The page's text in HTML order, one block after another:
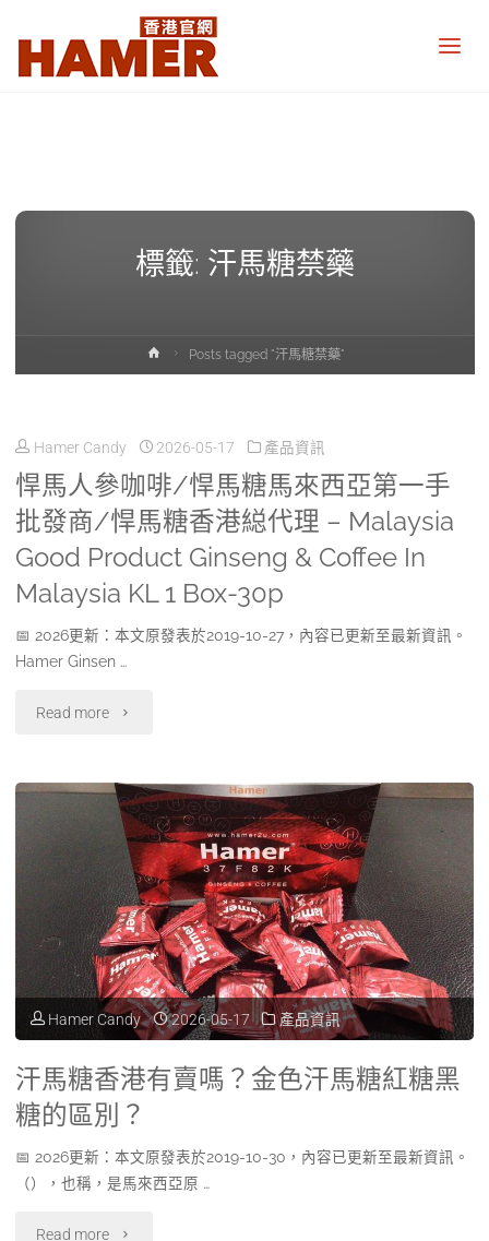
Hong
website
標籤: 汗馬糖禁藥
HomePosts tagged "汗馬糖禁藥"
Hamer Candy 2026-05-17 產品資訊
悍馬人參咖啡/悍馬糖馬來西亞第一手
批發商/悍馬糖香港縂代理 – Malaysia
Good Product Ginseng & Coffee In
Malaysia KL 1 Box-30p
📅 2026更新：本文原發表於2019-10-27，內容已更新至最新資訊。
Hamer Ginsen …
Read more "悍
人
參
咖
啡/
悍
馬
馬
來
西
亞
Hamer Candy 2026-05-17 產品資訊
汗馬糖香港有賣嗎？金色汗馬糖紅糖黑
糖的區別？
📅 2026更新：本文原發表於2019-10-30，內容已更新至最新資訊。
（），也稱，是馬來西亞原 …
Read more "汗